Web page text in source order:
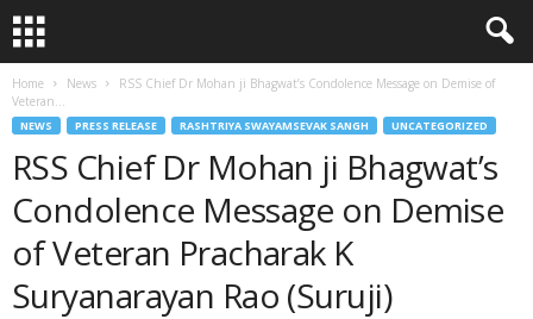
Home News
RSS Chief Dr Mohan ji Bhagwat’s Condolence Message on Demise of
Veteran...
NEWS PRESS RELEASE RASHTRIYA SWAYAMSEVAK SANGH UNCATEGORIZED
RSS Chief Dr Mohan ji Bhagwat’s
Condolence Message on Demise
of Veteran Pracharak K
Suryanarayan Rao (Suruji)